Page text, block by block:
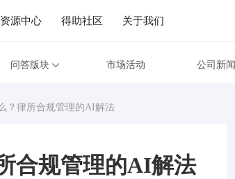
资源中心 得助社区 关于我们
问答版块 市场活动 公司新闻
？律所合规管理的AI解法
合规管理的AI解法